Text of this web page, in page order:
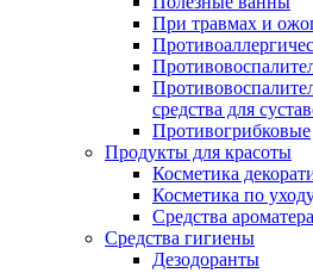
При травмах и
средства для
Противогрибковые
Продукты для красоты
Косметика
Косметика по
Средства
Средства гигиены
Дезодоранты